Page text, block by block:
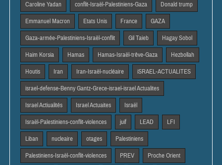
Caroline Yadan conflit-Israël-Palestiniens-Gaza Donald trump
Emmanuel Macron Etats Unis France GAZA
Gaza-armée-Palestiniens-Israël-conflit Gil Taieb Hagay Sobol
Haim Korsia Hamas Hamas-Israël-trêve-Gaza Hezbollah
Houtis Iran Iran-Israël-nucléaire iSRAEL-ACTUALITES
israel-defense-Benny Gantz-Grece-israel-israel Actualites
Israel Actiualités Israel Actuaites Israël
Israël-Palestiniens-conflit-violences juif LEAD LFI
Liban nucleaire otages Palestiniens
Palestiniens-Israël-conflit-violences PREV Proche Orient